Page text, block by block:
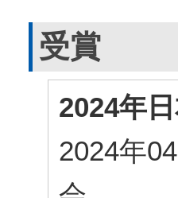
受賞
2024年
2024年